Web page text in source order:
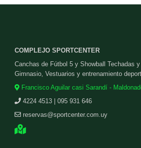
COMPLEJO SPORTCENTER
Canchas de Fútbol 5 y Showball Techadas
Gimnasio, Vestuarios y entrenamiento
Francisco Aguilar casi Sarandí -
4224 4513 | 095 931 646
reservas@sportcenter.com.uy